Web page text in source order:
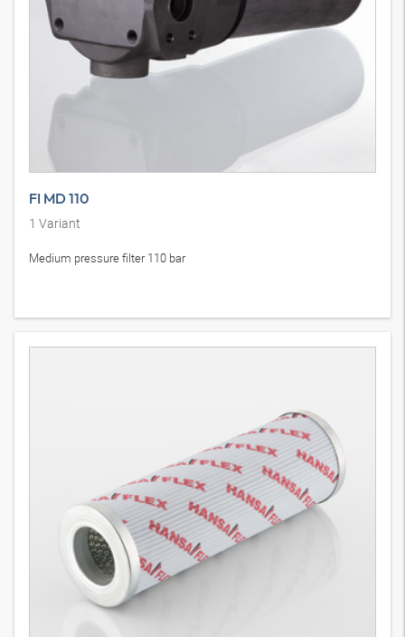
FI MD 110
1 Variant
Medium pressure filter 110 bar